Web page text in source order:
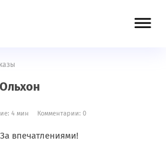
4 мин Комментарии: 0
впечатлениями!